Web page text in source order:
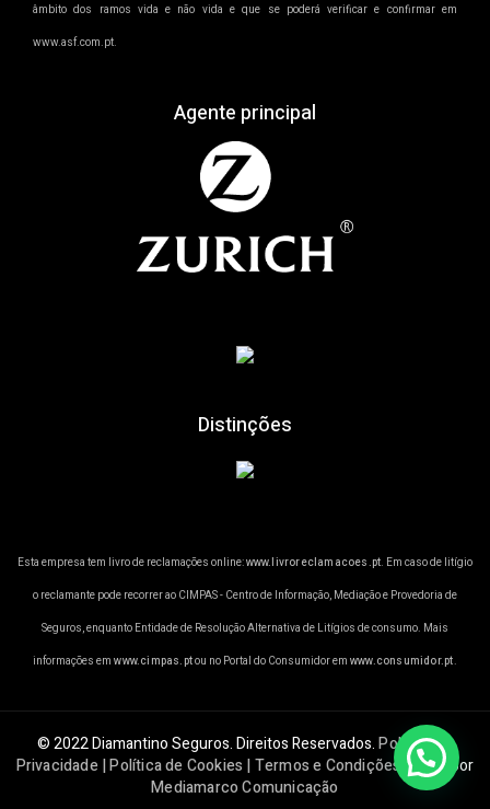
âmbito dos ramos vida e não vida e que se poderá verificar e confirmar em
www.asf.com.pt.
Agente principal
Distinções
Esta empresa tem livro de reclamações online:www.livroreclamacoes.pt. Em caso de litígio
o reclamante pode recorrer ao CIMPAS - Centro de Informação, Mediação e Provedoria de
Seguros, enquanto Entidade de Resolução Alternativa de Litígios de consumo. Mais
informações emwww.cimpas.ptou no Portal do Consumidor emwww.consumidor.pt.
© 2022 Diamantino Seguros. Direitos Reservados.Política de
Privacidade | Política de Cookies | Termos e Condições Criado por
Mediamarco Comunicação